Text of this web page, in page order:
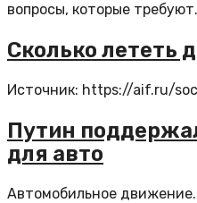
вопросы, которые
Сколько лететь
Источник: https://aif.ru/
Путин
для авто
Автомобильное